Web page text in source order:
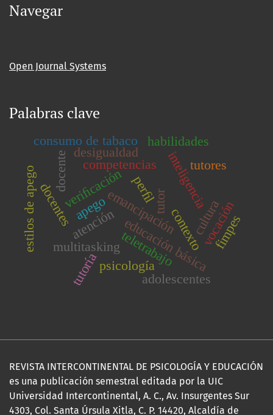
Navegar
Open Journal Systems
Palabras clave
multitasking
atenciónemancipación
veriﬁcación inteligencia
competencias tutores
docentes
teletrabajo
apego cultura
estilos de apego educación básica
docente
vocación
tutor
tutoría
habilidades
adolescentes
contexto
perﬁl
psicología
consumo de tabaco
desigualdad
fimpes
REVISTA INTERCONTINENTAL DE PSICOLOGÍA Y EDUCACIÓN
es una publicación semestral editada por la UIC
Universidad Intercontinental, A. C., Av. Insurgentes Sur
4303, Col. Santa Úrsula Xitla, C. P. 14420, Alcaldía de